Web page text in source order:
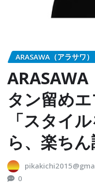
ARASAWA（アラサワ）
タン留め
「スタイ
ら、楽ちん
0